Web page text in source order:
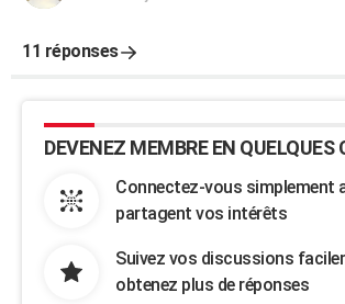
11 réponses
DEVENEZ MEMBRE EN QUELQUES
Connectez-vous simplement
partagent vos intérêts
Suivez vos discussions
obtenez plus de réponses